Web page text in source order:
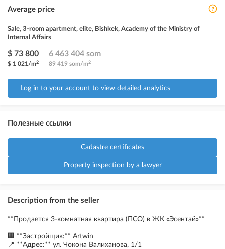
Average price
Sale, 3-room apartment, elite, Bishkek, Academy of the Ministry of
Internal Affairs
$ 73 800
$ 1 021/m2
6 463 404 som
89 419 som/m2
Log in to your account to view detailed analytics
Полезные ссылки
Cadastre certificates
Property inspection by a lawyer
Description from the seller
**Продается 3-комнатная квартира (ПСО) в ЖК «Эсентай»**
🏢 **Застройщик:** Artwin
📍 **Адрес:** ул. Чокона Валиханова, 1/1